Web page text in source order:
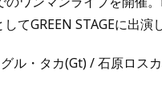
GREEN STAGEに出演し
ル・タカ(Gt) / 石原ロス